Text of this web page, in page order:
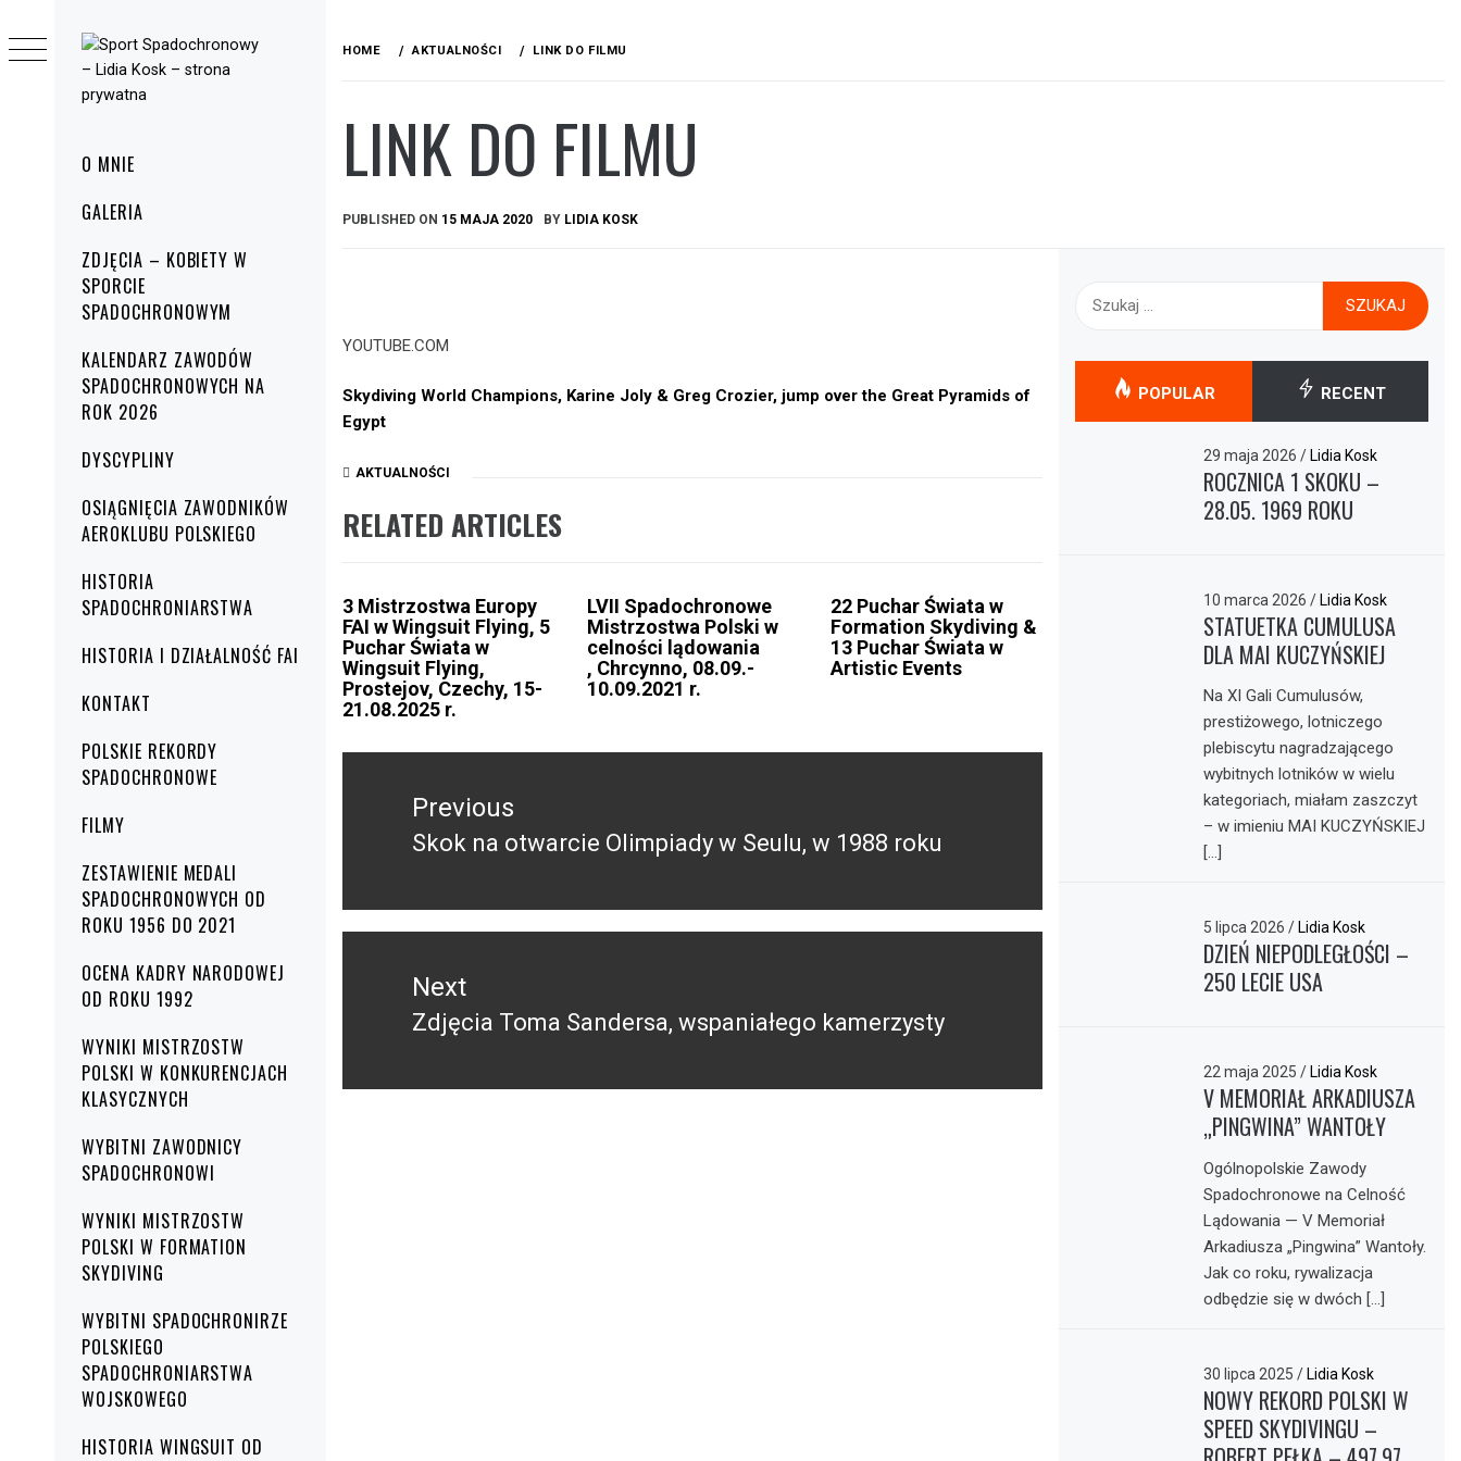
SPADOCHRONOWY
– LIDIA KOSK –
STRONA
PRYWATNA
SPADOCHRONOWE, ZESTAWIENIE
ZAWODNIKÓW, KRÓTKIE BIOGRAFIE
LINKI DO CIEKAWYCH FILMÓW
SPADOCHRONOWYCH.
MenuO MNIE
GALERIA
ZDJĘCIA – KOBIETY W
SPORCIE
SPADOCHRONOWYM
KALENDARZ ZAWODÓW
SPADOCHRONOWYCH NA
ROK 2026
DYSCYPLINY
OSIĄGNIĘCIA ZAWODNIKÓW
AEROKLUBU POLSKIEGO
HISTORIA
SPADOCHRONIARSTWA
HISTORIA I DZIAŁALNOŚĆ FAI
KONTAKT
POLSKIE REKORDY
SPADOCHRONOWE
FILMY
ZESTAWIENIE MEDALI
SPADOCHRONOWYCH OD
ROKU 1956 DO 2021
OCENA KADRY NARODOWEJ
OD ROKU 1992
WYNIKI MISTRZOSTW
POLSKI W KONKURENCJACH
KLASYCZNYCH
WYBITNI ZAWODNICY
SPADOCHRONOWI
WYNIKI MISTRZOSTW
POLSKI W FORMATION
SKYDIVING
WYBITNI SPADOCHRONIRZE
POLSKIEGO
SPADOCHRONIARSTWA
WOJSKOWEGO
HISTORIA WINGSUIT OD
to
content
HOME AKTUALNOŚCI LINK DO FILMU
LINK DO FILMU
PUBLISHED ON 15 MAJA 2020 BY LIDIA KOSK
YOUTUBE.COM
Skydiving World Champions, Karine Joly & Greg Crozier, jump over the Great Pyramids of
Egypt
AKTUALNOŚCI
RELATED ARTICLES
3 Mistrzostwa Europy
FAI w Wingsuit Flying, 5
Puchar Świata w
Wingsuit Flying,
Prostejov, Czechy, 15-
21.08.2025 r.
LVII Spadochronowe
Mistrzostwa Polski w
celności lądowania
, Chrcynno, 08.09.-
10.09.2021 r.
22 Puchar Świata w
Formation Skydiving &
13 Puchar Świata w
Artistic Events
NAWIGACJA
WPISUPrevious
Previous
Skok na otwarcie Olimpiady w Seulu, w 1988 roku
Next
Next
Zdjęcia Toma Sandersa, wspaniałego kamerzysty
POPULAR RECENT
29 maja 2026/ Lidia Kosk
ROCZNICA 1 SKOKU –
28.05. 1969 ROKU
10 marca 2026/ Lidia Kosk
STATUETKA CUMULUSA
DLA MAI KUCZYŃSKIEJ
Na XI Gali Cumulusów,
prestiżowego, lotniczego
plebiscytu nagradzającego
wybitnych lotników w wielu
kategoriach, miałam zaszczyt
– w imieniu MAI KUCZYŃSKIEJ
[…]
5 lipca 2026/ Lidia Kosk
DZIEŃ NIEPODLEGŁOŚCI –
250 LECIE USA
22 maja 2025/ Lidia Kosk
V MEMORIAŁ ARKADIUSZA
„PINGWINA” WANTOŁY
Ogólnopolskie Zawody
Spadochronowe na Celność
Lądowania — V Memoriał
Arkadiusza „Pingwina” Wantoły.
Jak co roku, rywalizacja
odbędzie się w dwóch […]
30 lipca 2025/ Lidia Kosk
NOWY REKORD POLSKI W
SPEED SKYDIVINGU –